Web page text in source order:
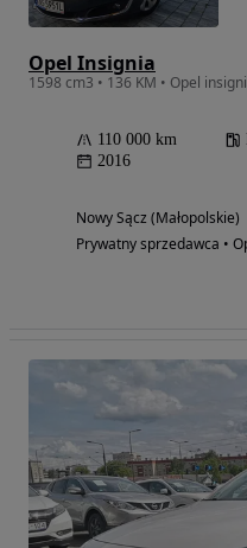
Opel Insignia
1598 cm3 • 136 KM • Opel
110 000 km
2016
Nowy Sącz (Małopolskie)
Prywatny sprzedawca •